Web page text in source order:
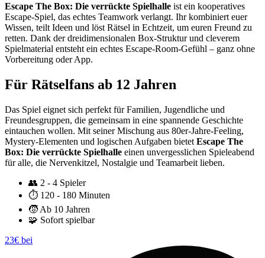
Escape The Box: Die verrückte Spielhalle ist ein kooperatives
Escape-Spiel, das echtes Teamwork verlangt. Ihr kombiniert euer
Wissen, teilt Ideen und löst Rätsel in Echtzeit, um euren Freund zu
retten. Dank der dreidimensionalen Box-Struktur und cleverem
Spielmaterial entsteht ein echtes Escape-Room-Gefühl – ganz ohne
Vorbereitung oder App.
Für Rätselfans ab 12 Jahren
Das Spiel eignet sich perfekt für Familien, Jugendliche und
Freundesgruppen, die gemeinsam in eine spannende Geschichte
eintauchen wollen. Mit seiner Mischung aus 80er-Jahre-Feeling,
Mystery-Elementen und logischen Aufgaben bietet Escape The
Box: Die verrückte Spielhalle einen unvergesslichen Spieleabend
für alle, die Nervenkitzel, Nostalgie und Teamarbeit lieben.
👥 2 - 4 Spieler
⏱️ 120 - 180 Minuten
🧒 Ab 10 Jahren
🧩 Sofort spielbar
23€ bei